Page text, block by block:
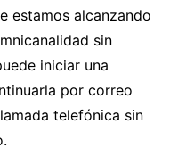
estamos alcanzando
sin
iniciar una
por correo
telefónica sin